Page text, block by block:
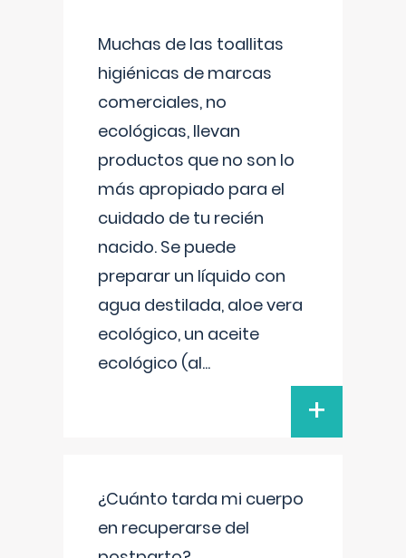
Muchas de las toallitas
higiénicas de marcas
comerciales, no
ecológicas, llevan
productos que no son lo
más apropiado para el
cuidado de tu recién
nacido. Se puede
preparar un líquido con
agua destilada, aloe vera
ecológico, un aceite
ecológico (al...
+
¿Cuánto tarda mi cuerpo
en recuperarse del